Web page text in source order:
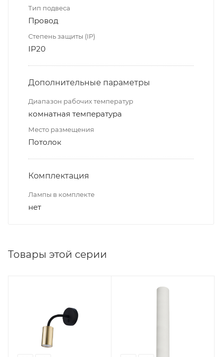
Тип подвеса
Провод
Степень защиты (IP)
IP20
Дополнительные параметры
Диапазон рабочих температур
комнатная температура
Место размещения
Потолок
Комплектация
Лампы в комплекте
нет
Товары этой серии